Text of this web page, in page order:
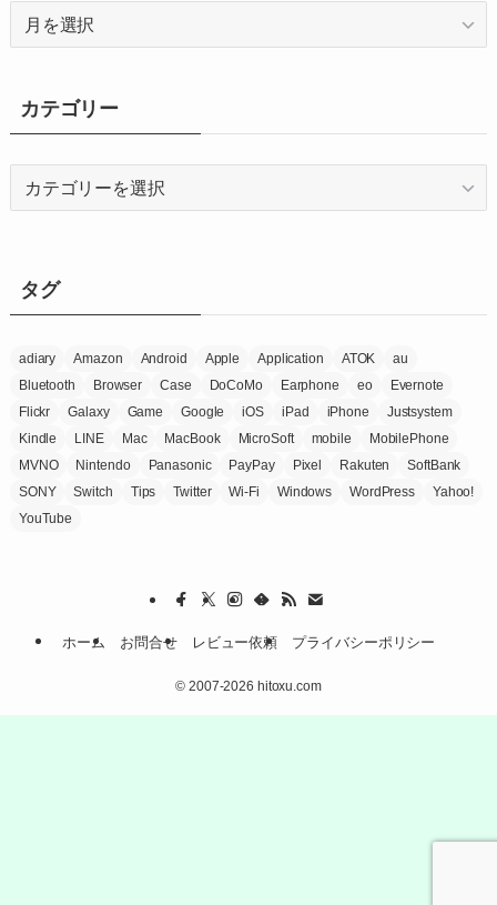
ブ
カテゴリー
ータグ
adiary Amazon Android Apple Application ATOK
au
Bluetooth
Browser Case DoCoMo Earphone eo
Evernote
Flickr
Galaxy Game Google iOS iPad iPhone
Justsystem
Kindle
LINE Mac MacBook MicroSoft mobile
MobilePhone
MVNO
Nintendo Panasonic PayPay Pixel Rakuten
SoftBank
SONY
Switch Tips Twitter Wi-Fi Windows WordPress
Yahoo!
YouTube
ホーム お問合せ レビュー依頼 プライバシーポリシー
© 2007-2026 hitoxu.com